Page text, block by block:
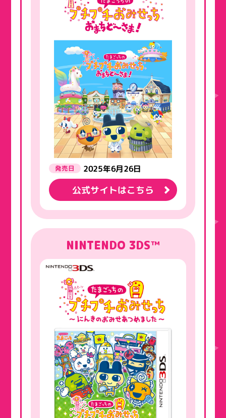
発売日 2025年6月26日
公式サイトはこちら
NINTENDO 3DS™